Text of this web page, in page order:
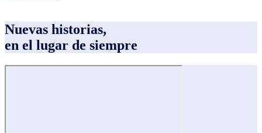
Nuevas historias,
en el lugar de siempre